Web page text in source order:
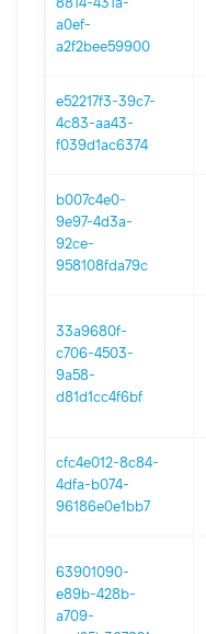
a0ef-
a2f2bee59900
e52217f3-39c7-
4c83-aa43-
f039d1ac6374
b007c4e0-
9e97-4d3a-
92ce-
958108fda79c
33a9680f-
c706-4503-
9a58-
d81d1cc4f6bf
cfc4e012-8c84-
4dfa-b074-
96186e0e1bb7
63901090-
e89b-428b-
a709-